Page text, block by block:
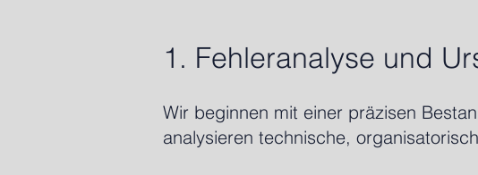
1. Fehleranalyse und
Wir beginnen mit einer präzisen
analysieren technische,